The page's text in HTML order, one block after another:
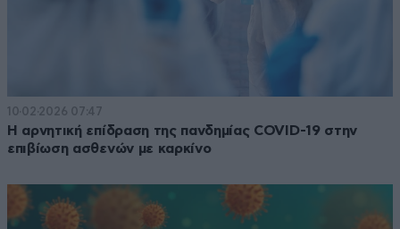
10·02·2026 07:47
Η αρνητική επίδραση της πανδημίας COVID-19 στην
επιβίωση ασθενών με καρκίνο